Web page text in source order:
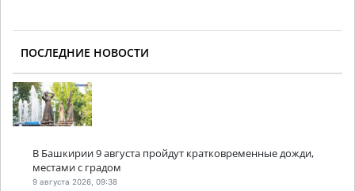
ПОСЛЕДНИЕ НОВОСТИ
В Башкирии 9 августа пройдут кратковременные дожди,
местами с градом
9 августа 2026, 09:38